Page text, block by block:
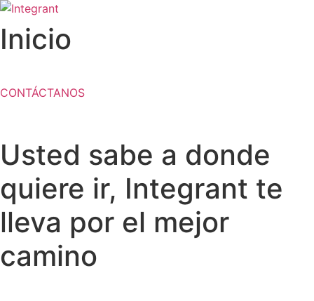
Ir
contenido
Inicio
CONTÁCTANOS
Usted sabe a donde
quiere ir, Integrant te
lleva por el mejor
camino